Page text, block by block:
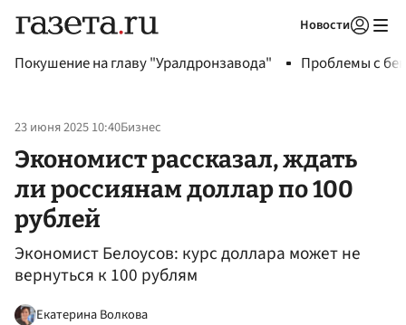
Новости
Покушение на главу "Уралдронзавода" Проблемы с
23 июня 2025 10:40Бизнес
Экономист рассказал, ждать
ли россиянам доллар по 100
рублей
Экономист Белоусов: курс доллара может не
вернуться к 100 рублям
Екатерина Волкова